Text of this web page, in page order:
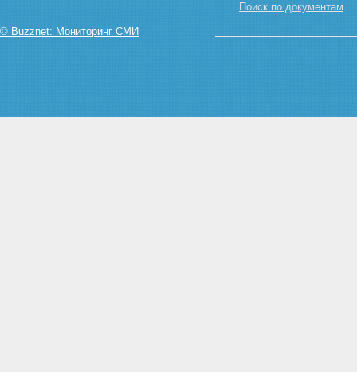
© Buzznet: Мониторинг СМИ
Поиск по документам